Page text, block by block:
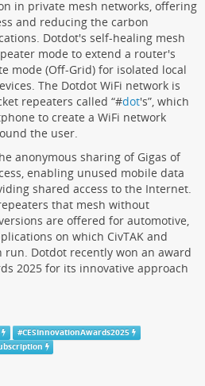
in private mesh networks, offering
and reducing the carbon
Dotdot's self-healing mesh
mode to extend a router's
mode (Off-Grid) for isolated local
The Dotdot WiFi network is
repeaters called “#dot's”, which
to create a WiFi network
the user.
anonymous sharing of Gigas of
enabling unused mobile data
shared access to the Internet.
that mesh without
are offered for automotive,
on which CivTAK and
run. Dotdot recently won an award
2025 for its innovative approach
#CESInnovationAwards2025